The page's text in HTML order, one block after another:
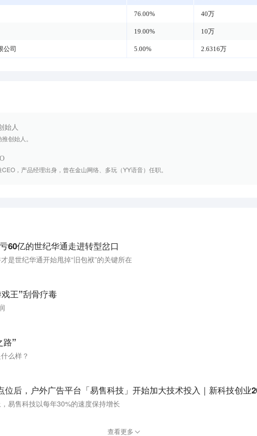
76.00% 40万
19.00% 10万
公司 5.00% 2.6316万
始人
创始人。
，产品经理出身，曾在金山网络、多玩（YY语音）任职。
60亿的世纪华通走进转型岔口
是世纪华通开始甩掉“旧包袱​”的关键所在
王”刮骨疗毒
路”
么样？
位后，户外广告平台「易售科技」开始加大技术投入｜新科技创业
易售科技以每年30%的速度保持增长
查看更多